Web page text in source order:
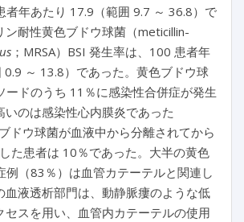
者年あたり 17.9（範囲 9.7 ～ 36.8）で
ン耐性黄色ブドウ球菌（meticillin-
；MRSA）BSI 発生率は、100 患者年
0.9 ～ 13.8）であった。黄色ブドウ球
ードのうち 11％に感染性合併症が発生
いのは感染性心内膜炎であった
ドウ球菌が血液中から分離されてから
た患者は 10％であった。大半の黄色
例（83％）は血管カテーテルと関連し
血液透析部門は、動静脈瘻のような低
セスを用い、血管内カテーテルの使用